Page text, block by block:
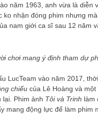
năm 1963, anh vừa là diễn
ko nhận đóng phim nhưng
nam giới ca sĩ sau 12 năm
chơi mang ý định tham dự
LucTeam vào năm 2017,
chiếu của Lê Hoàng và
Phim ảnh Tôi và Trinh làm
mang động lực để làm